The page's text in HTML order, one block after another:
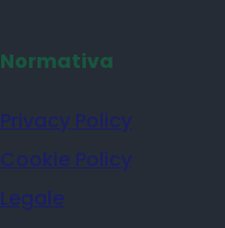
Normativa
Privacy Policy
Cookie Policy
Legale